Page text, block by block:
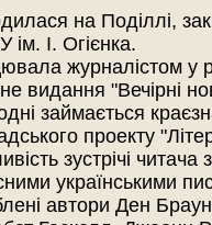
на Поділлі,
ім. І. Огієнка.
журналістом у
видання "Вечірні
займається
проекту
зустрічі
українськими
автори Ден